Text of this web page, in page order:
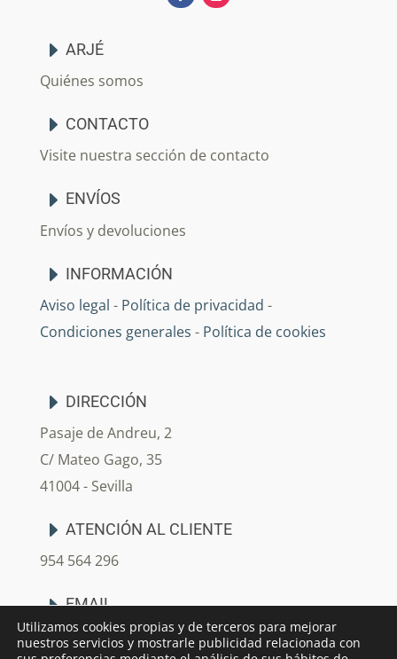
ARJÉ
Quiénes somos
CONTACTO
Visite nuestra sección de contacto
ENVÍOS
Envíos y devoluciones
INFORMACIÓN
Aviso legal - Política de privacidad -
Condiciones generales - Política de cookies
DIRECCIÓN
Pasaje de Andreu, 2
C/ Mateo Gago, 35
41004 - Sevilla
ATENCIÓN AL CLIENTE
954 564 296
EMAIL
info@arjedecoracion.com
Utilizamos cookies propias y de terceros para mejorar
nuestros servicios y mostrarle publicidad relacionada con